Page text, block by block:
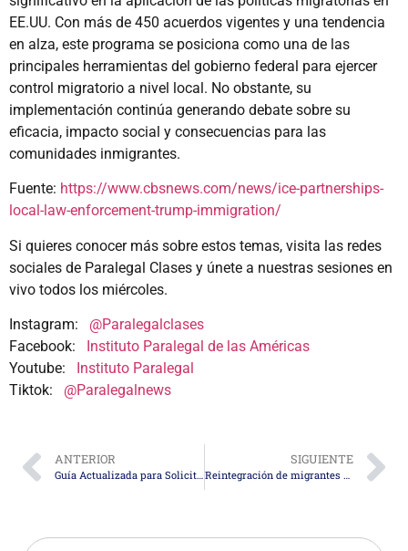
EE.UU. Con más de 450 acuerdos vigentes y una tendencia
en alza, este programa se posiciona como una de las
principales herramientas del gobierno federal para ejercer
control migratorio a nivel local. No obstante, su
implementación continúa generando debate sobre su
eficacia, impacto social y consecuencias para las
comunidades inmigrantes.
Fuente: https://www.cbsnews.com/news/ice-partnerships-
local-law-enforcement-trump-immigration/
Si quieres conocer más sobre estos temas, visita las redes
sociales de Paralegal Clases y únete a nuestras sesiones en
vivo todos los miércoles.
Instagram: @Paralegalclases
Facebook:
Instituto Paralegal de las Américas
Youtube:
Instituto Paralegal
Tiktok: @Paralegalnews
ANTERIOR
Guía Actualizada para Solicitar la Green Card por Matrimonio en 2025
SIGUIENTE
Reintegración de migrantes deportados: un desafío urgente y olvidado